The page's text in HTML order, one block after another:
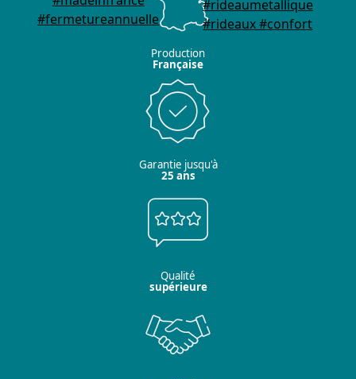
Production
Française
Garantie jusqu'à
25 ans
Qualité
supérieure